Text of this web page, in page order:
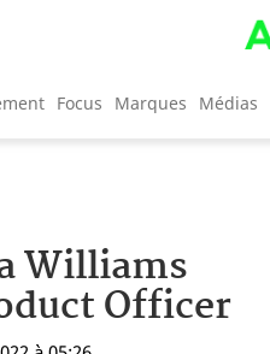
Focus Marques Médias
Williams
Officer